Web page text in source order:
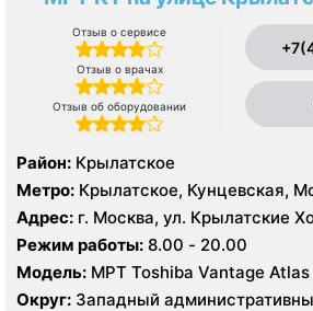
Отзыв о сервисе
Отзыв о врачах
Отзыв об оборудовании
Район: Крылатское
Метро: Крылатское, Кунцевская,
Адрес: г. Москва, ул. Крылатские
Режим работы: 8.00 - 20.00
Модель: МРТ Toshiba Vantage Atlas
Aquilion 64 среза
Округ: Западный